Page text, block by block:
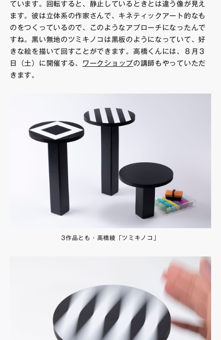
ています。回転すると、静止しているときとは違う像が見え
ます。彼は立体系の作家さんで、キネティックアート的なも
のをつくっているので、このようなアプローチになったんで
すね。黒い無地のツミキノコは黒板のようになっていて、好
きな絵を描いて回すことができます。高橋くんには、８月３
日（土）に開催する、
ワークショップ の講師もやっていただ
きます。
3作品とも・高橋綾「ツミキノコ」